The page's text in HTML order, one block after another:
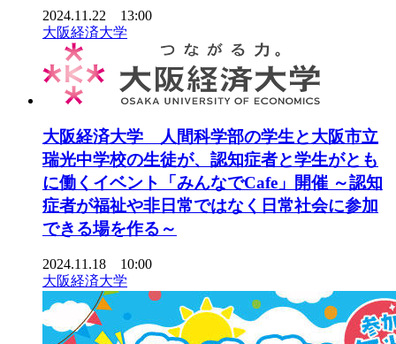
2024.11.22 13:00
大阪経済大学
大阪経済大学 人間科学部の学生と大阪市立
瑞光中学校の生徒が、認知症者と学生がとも
に働くイベント「みんなでCafe」開催 ～認知
症者が福祉や非日常ではなく日常社会に参加
できる場を作る～
2024.11.18 10:00
大阪経済大学